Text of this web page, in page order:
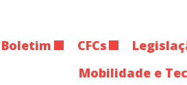
Boletim CFCs
Mobilidade e